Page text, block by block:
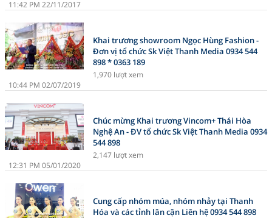
11:42 PM 22/11/2017
Khai trương showroom Ngọc Hùng Fashion -
Đơn vị tổ chức Sk Việt Thanh Media 0934 544
898 * 0363 189
1,970 lượt xem
10:44 PM 02/07/2019
Chúc mừng Khai trương Vincom+ Thái Hòa
Nghệ An - ĐV tổ chức Sk Việt Thanh Media 0934
544 898
2,147 lượt xem
12:31 PM 05/01/2020
Cung cấp nhóm múa, nhóm nhảy tại Thanh
Hóa và các tỉnh lân cận Liên hệ 0934 544 898